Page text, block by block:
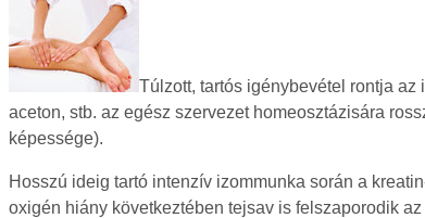
Túlzott, tartós igénybevétel rontja
aceton, stb. az egész szervezet homeosztázisára
képessége).
Hosszú ideig tartó intenzív izommunka során a
oxigén hiány következtében tejsav is felszaporodik